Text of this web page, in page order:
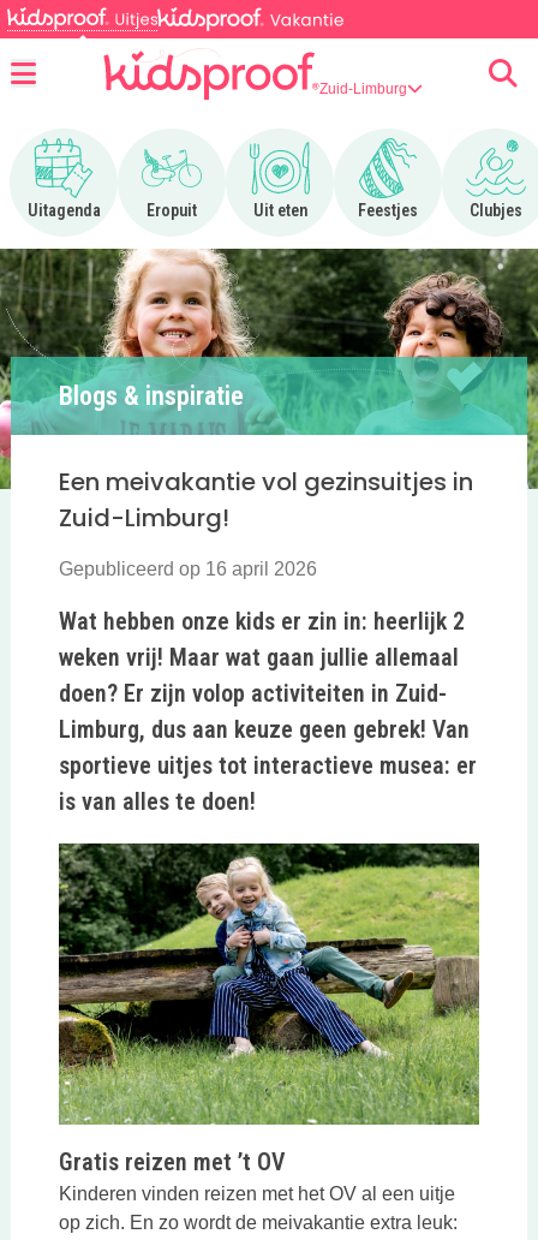
Zuid-Limburg
Uitagenda
Ga naar Uitagenda
Eropuit
Ga naar Eropuit
Uit eten
Ga naar Uit eten
Feestjes
Ga naar Feestjes
Clubjes
Ga
Blogs & inspiratie
Een meivakantie vol gezinsuitjes in
Zuid-Limburg!
Gepubliceerd op 16 april 2026
Wat hebben onze kids er zin in: heerlijk 2
weken vrij! Maar wat gaan jullie allemaal
doen? Er zijn volop activiteiten in Zuid-
Limburg, dus aan keuze geen gebrek! Van
sportieve uitjes tot interactieve musea: er
is van alles te doen!
Gratis reizen met ’t OV
Kinderen vinden reizen met het OV al een uitje
op zich. En zo wordt de meivakantie extra leuk: